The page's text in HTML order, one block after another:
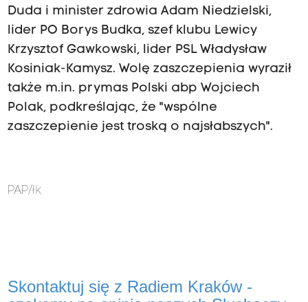
Duda i minister zdrowia Adam Niedzielski,
lider PO Borys Budka, szef klubu Lewicy
Krzysztof Gawkowski, lider PSL Władysław
Kosiniak-Kamysz. Wolę zaszczepienia wyraził
także m.in. prymas Polski abp Wojciech
Polak, podkreślając, że "wspólne
zaszczepienie jest troską o najsłabszych".
PAP/łk
Skontaktuj się z Radiem Kraków -